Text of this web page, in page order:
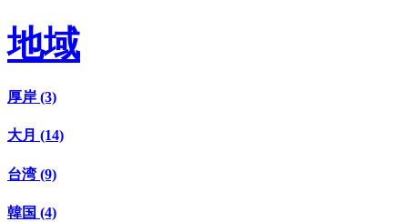
地域
厚岸 (3)
大月 (14)
台湾 (9)
韓国 (4)